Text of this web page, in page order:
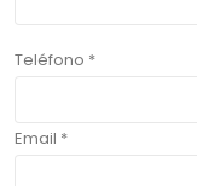
Teléfono *
Email *